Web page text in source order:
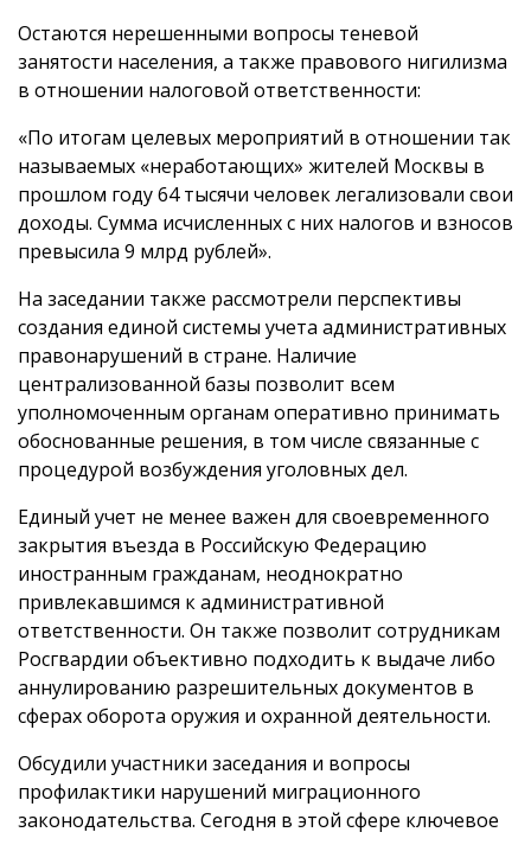
Остаются нерешенными вопросы теневой
занятости населения, а также правового нигилизма
в отношении налоговой ответственности:
«По итогам целевых мероприятий в отношении так
называемых «неработающих» жителей Москвы в
прошлом году 64 тысячи человек легализовали свои
доходы. Сумма исчисленных с них налогов и взносов
превысила 9 млрд рублей».
На заседании также рассмотрели перспективы
создания единой системы учета административных
правонарушений в стране. Наличие
централизованной базы позволит всем
уполномоченным органам оперативно принимать
обоснованные решения, в том числе связанные с
процедурой возбуждения уголовных дел.
Единый учет не менее важен для своевременного
закрытия въезда в Российскую Федерацию
иностранным гражданам, неоднократно
привлекавшимся к административной
ответственности. Он также позволит сотрудникам
Росгвардии объективно подходить к выдаче либо
аннулированию разрешительных документов в
сферах оборота оружия и охранной деятельности.
Обсудили участники заседания и вопросы
профилактики нарушений миграционного
законодательства. Сегодня в этой сфере ключевое